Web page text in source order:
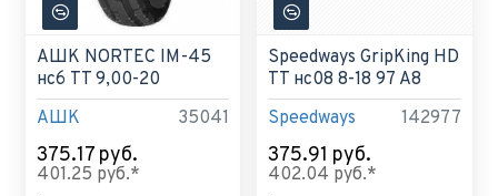
АШК 35041
АШК NORTEC IM-45
нс6 TT 9,00-20
375.17 руб.
401.25 руб.*
Speedways 142977
Speedways GripKing HD
TT нс08 8-18 97 A8
375.91 руб.
402.04 руб.*